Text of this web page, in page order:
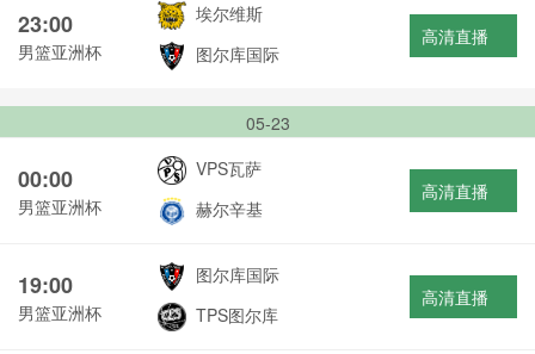
23:00
男篮亚洲杯
埃尔维斯
图尔库国际
高清直播
05-23
00:00
男篮亚洲杯
VPS瓦萨
赫尔辛基
高清直播
19:00
男篮亚洲杯
图尔库国际
TPS图尔库
高清直播